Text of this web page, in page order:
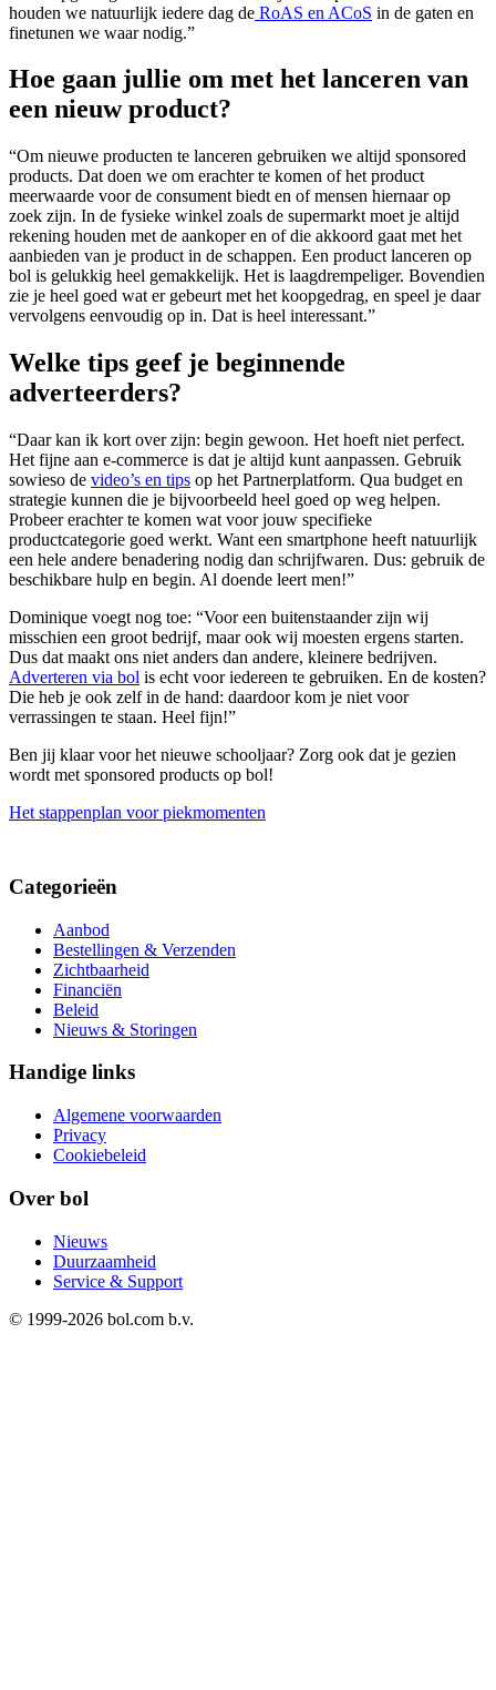
houden we natuurlijk iedere dag de RoAS en ACoS in de gaten en
finetunen we waar nodig.”
Hoe gaan jullie om met het lanceren van
een nieuw product?
“Om nieuwe producten te lanceren gebruiken we altijd sponsored
products. Dat doen we om erachter te komen of het product
meerwaarde voor de consument biedt en of mensen hiernaar op
zoek zijn. In de fysieke winkel zoals de supermarkt moet je altijd
rekening houden met de aankoper en of die akkoord gaat met het
aanbieden van je product in de schappen. Een product lanceren op
bol is gelukkig heel gemakkelijk. Het is laagdrempeliger. Bovendien
zie je heel goed wat er gebeurt met het koopgedrag, en speel je daar
vervolgens eenvoudig op in. Dat is heel interessant.”
Welke tips geef je beginnende
adverteerders?
“Daar kan ik kort over zijn: begin gewoon. Het hoeft niet perfect.
Het fijne aan e-commerce is dat je altijd kunt aanpassen. Gebruik
sowieso de video’s en tips op het Partnerplatform. Qua budget en
strategie kunnen die je bijvoorbeeld heel goed op weg helpen.
Probeer erachter te komen wat voor jouw specifieke
productcategorie goed werkt. Want een smartphone heeft natuurlijk
een hele andere benadering nodig dan schrijfwaren. Dus: gebruik de
beschikbare hulp en begin. Al doende leert men!”
Dominique voegt nog toe: “Voor een buitenstaander zijn wij
misschien een groot bedrijf, maar ook wij moesten ergens starten.
Dus dat maakt ons niet anders dan andere, kleinere bedrijven.
Adverteren via bol is echt voor iedereen te gebruiken. En de kosten?
Die heb je ook zelf in de hand: daardoor kom je niet voor
verrassingen te staan. Heel fijn!”
Ben jij klaar voor het nieuwe schooljaar? Zorg ook dat je gezien
wordt met sponsored products op bol!
Het stappenplan voor piekmomenten
Categorieën
Aanbod
Bestellingen & Verzenden
Zichtbaarheid
Financiën
Beleid
Nieuws & Storingen
Handige links
Algemene voorwaarden
Privacy
Cookiebeleid
Over bol
Nieuws
Duurzaamheid
Service & Support
© 1999-2026 bol.com b.v.